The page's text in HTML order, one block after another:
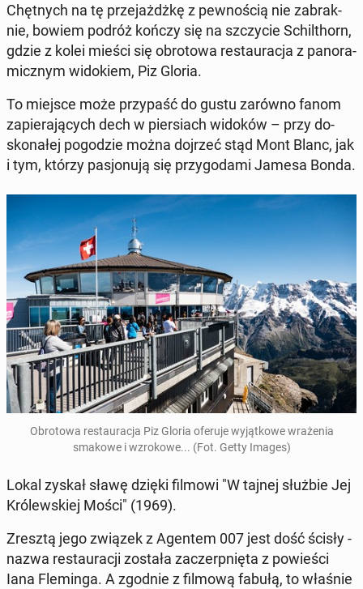
Chęt­nych na tę prze­jażdż­kę z pew­no­ścią nie za­brak­
nie, bowiem podróż kończy się na szczy­cie Schil­thorn,
gdzie z kolei mieści się ob­ro­to­wa re­stau­ra­cja z pa­no­ra­
micz­nym wi­do­kiem, Piz Gloria.
To miejsce może przy­paść do gustu zarówno fanom
za­pie­ra­ją­cych dech w pier­siach widoków – przy do­
sko­na­łej po­go­dzie można dojrzeć stąd Mont Blanc, jak
i tym, którzy pa­sjo­nu­ją się przy­go­da­mi Jamesa Bonda.
Ob­ro­to­wa re­stau­ra­cja Piz Gloria oferuje wy­jąt­ko­we wra­że­nia
smakowe i wzro­ko­we... (Fot. Getty Images)
Lokal zyskał sławę dzięki filmowi "W tajnej służbie Jej
Kró­lew­skiej Mości" (1969).
Zresztą jego związek z Agentem 007 jest dość ścisły -
nazwa re­stau­ra­cji została za­czerp­nię­ta z po­wie­ści
Iana Fle­min­ga. A zgodnie z filmową fabułą, to właśnie